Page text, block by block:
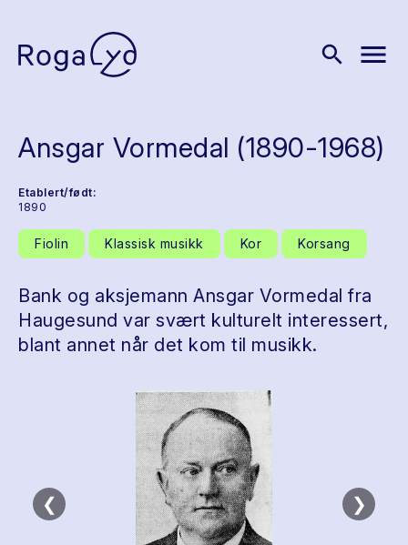
search menu
Ansgar Vormedal (1890-1968)
Etablert/født:
1890
Fiolin Klassisk musikk Kor Korsang
Bank og aksjemann Ansgar Vormedal fra
Haugesund var svært kulturelt interessert,
blant annet når det kom til musikk.
❮ ❯